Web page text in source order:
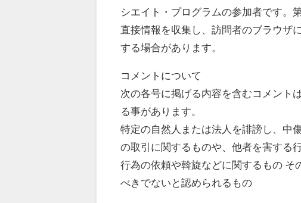
シエイト・プログラムの参加者です。
直接情報を収集し、訪問者のブラウザ
する場合があります。
コメントについて
次の各号に掲げる内容を含むコメント
る事があります。
特定の自然人または法人を誹謗し、中
の取引に関するものや、他者を害する
行為の依頼や斡旋などに関するもの そ
べきでないと認められるもの